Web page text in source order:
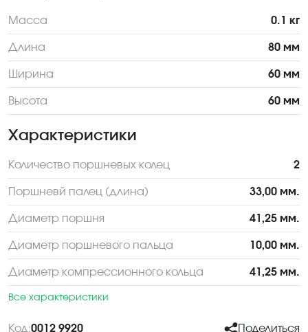
Масса 0.1 кг
Длина 80 мм
Ширина 60 мм
Высота 60 мм
Характеристики
Количество поршневых колец 2
Поршневй палец (длина) 33,00 мм.
Диаметр поршня 41,25 мм.
Диаметр поршневого пальца 10,00 мм.
Диаметр компрессионного кольца 41,25 мм.
Все характеристики
Код:0012 9920 Поделиться